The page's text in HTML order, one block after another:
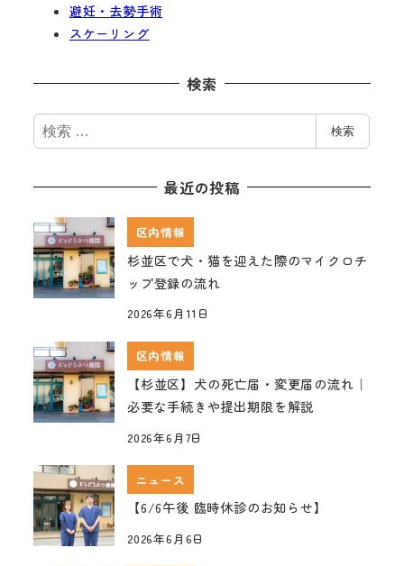
避妊・去勢手術
スケーリング
検索
検
索
検索
最近の投稿
区内情報
杉並区で犬・猫を迎えた際のマイクロチ
ップ登録の流れ
2026年6月11日
区内情報
【杉並区】犬の死亡届・変更届の流れ｜
必要な手続きや提出期限を解説
2026年6月7日
ニュース
【6/6午後 臨時休診のお知らせ】
2026年6月6日